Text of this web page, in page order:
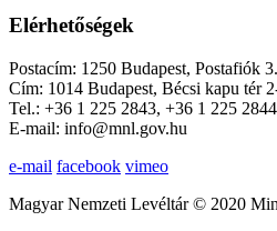
Elérhetőségek
Postacím: 1250 Budapest, Postafiók 3.
Cím: 1014 Budapest, Bécsi kapu tér
Tel.: +36 1 225 2843, +36 1 225 2844
E-mail: info@mnl.gov.hu
e-mail facebook vimeo
Magyar Nemzeti Levéltár © 2020